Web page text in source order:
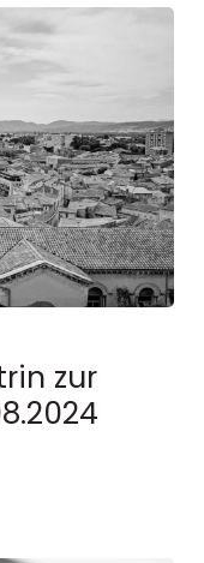
zur